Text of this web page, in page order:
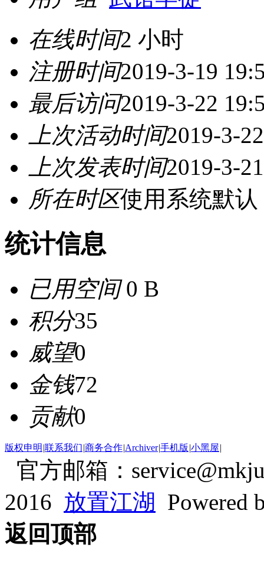
在线时间2 小时
注册时间2019-3-19
最后访问2019-3-22
上次活动时间2019-3-
上次发表时间2019-3-
所在时区使用系统默认
统计信息
已用空间0 B
积分35
威望0
金钱72
贡献0
版权申明 |联系我们|商务合作|Archiver|手机版 |小黑屋|
官方邮箱：
2016 放置江湖
Powered
返回顶部